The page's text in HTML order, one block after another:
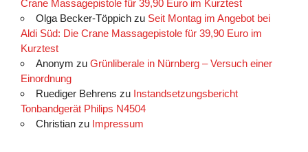
Crane Massagepistole für 39,90 Euro im Kurztest
Olga Becker-Töppichzu Seit Montag im Angebot bei
Aldi Süd: Die Crane Massagepistole für 39,90 Euro im
Kurztest
Anonym zu Grünliberale in Nürnberg – Versuch einer
Einordnung
Ruediger Behrens zu Instandsetzungsbericht
Tonbandgerät Philips N4504
Christianzu Impressum